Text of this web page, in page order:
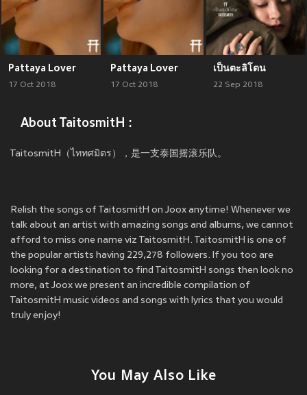
Pattaya Lover
17 Oct 2018
Pattaya Lover
17 Oct 2018
เป็นตะลิโตน
22 Sep 2018
About TaitosmitH :
TaitosmitH（ไททศมิตร），是一支泰国摇滚乐队。
Relish the songs of TaitosmitH on Joox anytime! Whenever we
talk about an artist with amazing songs and albums, we cannot
afford to miss one name viz TaitosmitH. TaitosmitH is one of
the popular artists having 229,278 followers. If you too are
looking for a destination to find TaitosmitH songs then look no
more, at Joox we present an incredible compilation of
TaitosmitH music videos and songs with lyrics that you would
truly enjoy!
You May Also Like